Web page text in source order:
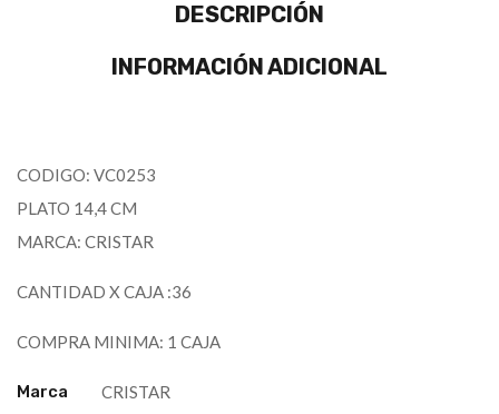
DESCRIPCIÓN
INFORMACIÓN ADICIONAL
CODIGO: VC0253
PLATO 14,4 CM
MARCA: CRISTAR
CANTIDAD X CAJA :36
COMPRA MINIMA: 1 CAJA
Marca CRISTAR